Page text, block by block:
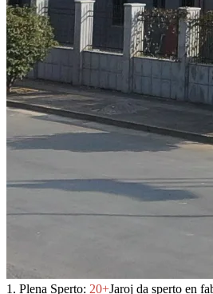
1. Plena Sperto: 20+Jaroj da sperto en